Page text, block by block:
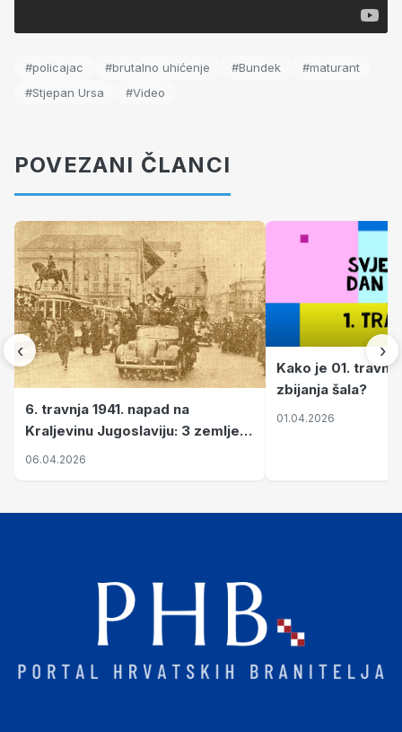
#policajac #brutalno uhićenje #Bundek
#maturant
#Stjepan Ursa
#Video
POVEZANI ČLANCI
‹
6. travnja 1941. napad na
Kraljevinu Jugoslaviju: 3 zemlje
nastale njenim raspadom
06.04.2026
Kako je 01.
zbijanja šala?
01.04.2026
›